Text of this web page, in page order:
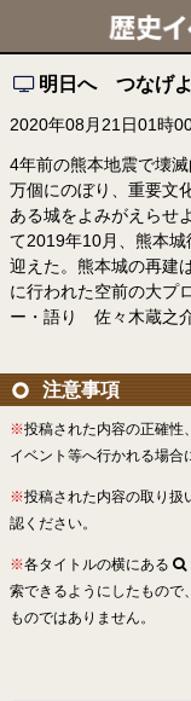
明日へ つなげよ
2020年08月21日01時
4年前の熊本地震で壊
万個にのぼり、重要文
ある城をよみがえらせ
て2019年10月、熊本
迎えた。熊本城の再建
に行われた空前の大プ
ー・語り 佐々木蔵之
注意事項
※投稿された内容の正確性
イベント等へ行かれる場合
※投稿された内容の取り扱
認ください。
※各タイトルの横にある
索できるようにしたもので
ものではありません。